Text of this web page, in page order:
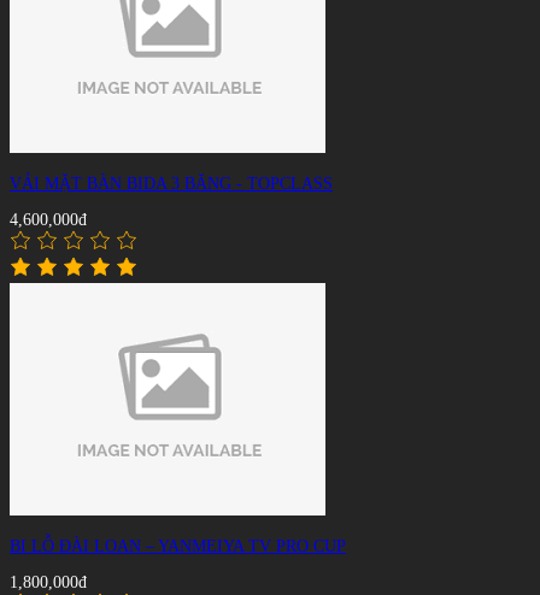
VẢI MẶT BÀN BIDA 3 BĂNG - TOPCLASS
4,600,000đ
BI LỖ ĐÀI LOAN – YANMEIYA TV PRO CUP
1,800,000đ